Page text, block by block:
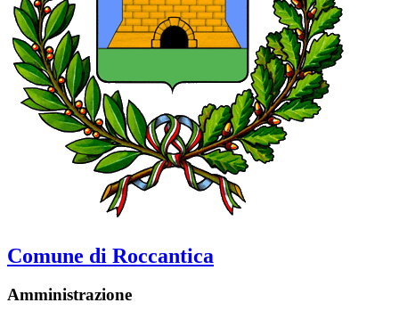
Comune di Roccantica
Amministrazione